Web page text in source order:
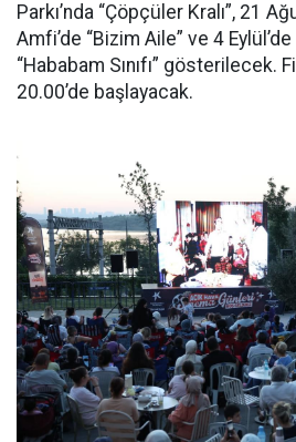
Parkı’nda “Çöpçüler Kralı”, 21
Amfi’de “Bizim Aile” ve 4
“Hababam Sınıfı”
20.00’de başlayacak.